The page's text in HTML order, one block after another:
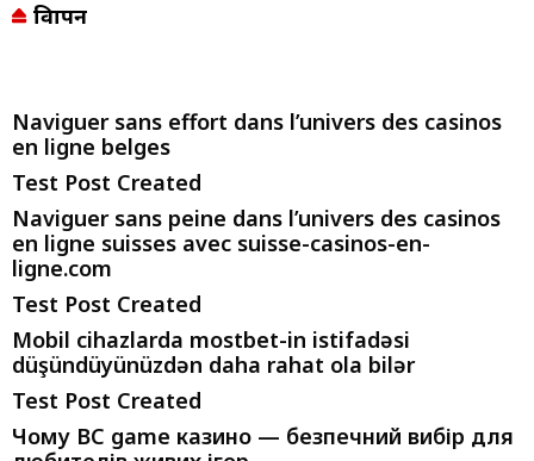
विज्ञापन
Naviguer sans effort dans l’univers des casinos
en ligne belges
Test Post Created
Naviguer sans peine dans l’univers des casinos
en ligne suisses avec suisse-casinos-en-
ligne.com
Test Post Created
Mobil cihazlarda mostbet-in istifadəsi
düşündüyünüzdən daha rahat ola bilər
Test Post Created
Чому BC game казино — безпечний вибір для